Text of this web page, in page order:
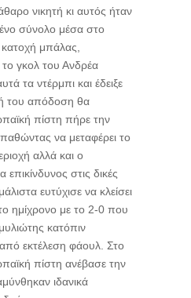
νικητή κι αυτός ήταν
σύνολο μέσα στο
κατοχή μπάλας,
γκολ του Ανδρέα
τα ντέρμπι και έδειξε
του απόδοση θα
πίστη πήρε την
να μεταφέρει το
αλλά και ο
στις δικές
ευτύχισε να κλείσει
ημίχρονο με το 2-0 που
κατόπιν
εκτέλεση φάουλ. Στο
πίστη ανέβασε την
ιδανικά